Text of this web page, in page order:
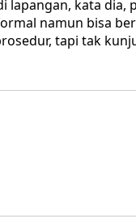
kata dia,
namun bisa
tapi tak